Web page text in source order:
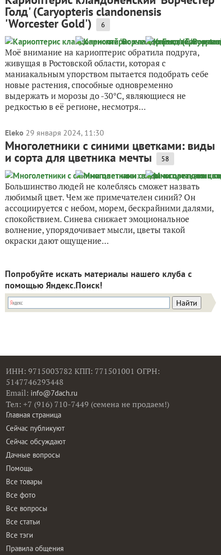
Голд' (Caryopteris clandonensis
'Worcester Gold') 6
Моё внимание на кариоптерис обратила подруга,
живущая в Ростовской области, которая с
маниакальным упорством пытается подобрать себе
новые растения, способные одновременно
выдержать и морозы до -30°C, являющиеся не
редкостью в её регионе, несмотря...
Eleko 29 января 2024, 11:30
Многолетники с синими цветками: виды
и сорта для цветника мечты 58
Большинство людей не колеблясь сможет назвать
любимый цвет. Чем же примечателен синий? Он
ассоциируется с небом, морем, бескрайними далями,
спокойствием. Синева снижает эмоциональное
волнение, упорядочивает мысли, цветы такой
окраски дают ощущение...
Попробуйте искать материалы нашего клуба с
помощью Яндекс.Поиск!
ИНН: 9715003782 КПП: 771501001 ОГРН:
5147746293448
Email: info@7dach.ru
Тел: +7 (916) 710-7449 (семена не продаем!)
Главная страница
Сейчас публикуют
Сейчас обсуждают
Дачные вопросы
Помощь
Все товары
Все фото
Все вопросы
Все статьи
Все тэги
Правила общения